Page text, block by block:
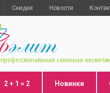
Скидки Новости
профессиональная салонная
2 + 1 = 2 Новинки